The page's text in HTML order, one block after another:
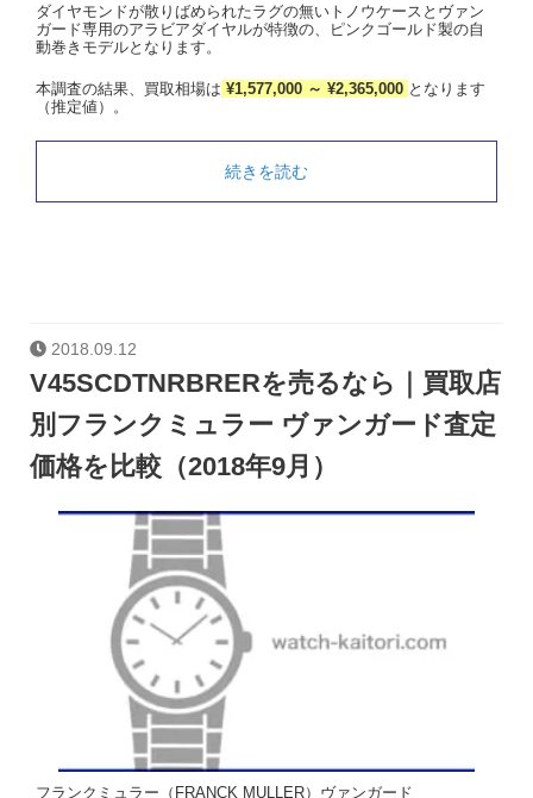
ダイヤモンドが散りばめられたラグの無いトノウケースとヴァン
ガード専用のアラビアダイヤルが特徴の、ピンクゴールド製の自
動巻きモデルとなります。
本調査の結果、買取相場は ¥1,577,000 ～ ¥2,365,000 となります
（推定値）。
続きを読む
2018.09.12
V45SCDTNRBRERを売るなら｜買取店
別フランクミュラー ヴァンガード査定
価格を比較（2018年9月）
フランクミュラー（FRANCK MULLER）ヴァンガード